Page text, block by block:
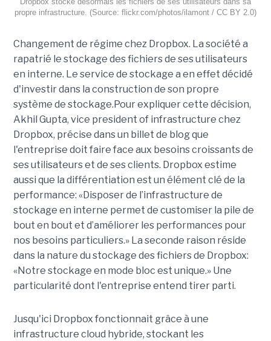
propre infrastructure. (Source: flickr.com/photos/ilamont / CC BY 2.0)
Changement de régime chez Dropbox. La société a
rapatrié le stockage des fichiers de ses utilisateurs
en interne. Le service de stockage a en effet décidé
d'investir dans la construction de son propre
système de stockage.Pour expliquer cette décision,
Akhil Gupta, vice president of infrastructure chez
Dropbox, précise dans un billet de blog que
l'entreprise doit faire face aux besoins croissants de
ses utilisateurs et de ses clients. Dropbox estime
aussi que la différentiation est un élément clé de la
performance: «Disposer de l’infrastructure de
stockage en interne permet de customiser la pile de
bout en bout et d’améliorer les performances pour
nos besoins particuliers.» La seconde raison réside
dans la nature du stockage des fichiers de Dropbox:
«Notre stockage en mode bloc est unique.» Une
particularité dont l'entreprise entend tirer parti.
Jusqu'ici Dropbox fonctionnait grâce à une
infrastructure cloud hybride, stockant les